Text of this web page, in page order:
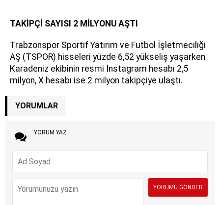
TAKİPÇİ SAYISI 2 MİLYONU AŞTI
Trabzonspor Sportif Yatırım ve Futbol İşletmeciliği
AŞ (TSPOR) hisseleri yüzde 6,52 yükseliş yaşarken
Karadeniz ekibinin resmi İnstagram hesabı 2,5
milyon, X hesabı ise 2 milyon takipçiye ulaştı.
YORUMLAR
YORUM YAZ